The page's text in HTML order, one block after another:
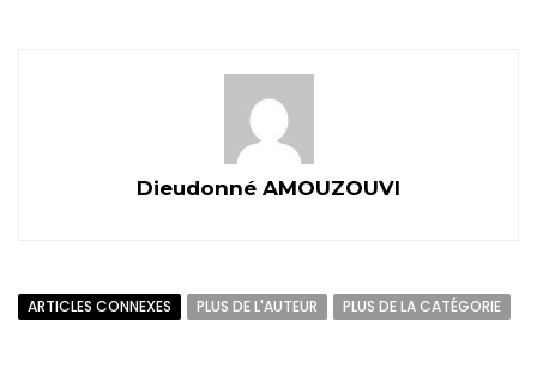
Dieudonné AMOUZOUVI
ARTICLES CONNEXES PLUS DE L'AUTEUR PLUS DE LA CATÉGORIE